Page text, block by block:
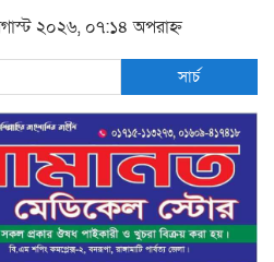
২০২৬, ০৭:১৪ অপরাহ্ন
সার্চ